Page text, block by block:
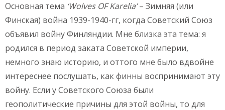
Основная тема ‘Wolves OFKarelia’– Зимняя (или
Финская) война 1939-1940-гг, когда Советский Союз
объявил войну Финляндии. Мне близка эта тема: я
родился в период заката Советской империи,
немного знаю историю, и оттого мне было вдвойне
интереснее послушать, как финны воспринимают эту
войну. Если у Советского Союза были
геополитические причины для этой войны, то для